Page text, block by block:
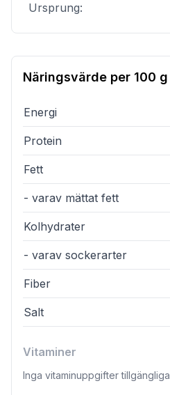
Ursprung:
Näringsvärde per 100 g
Energi
Protein
Fett
- varav mättat fett
Kolhydrater
- varav sockerarter
Fiber
Salt
Vitaminer
Inga vitaminuppgifter tillgängliga